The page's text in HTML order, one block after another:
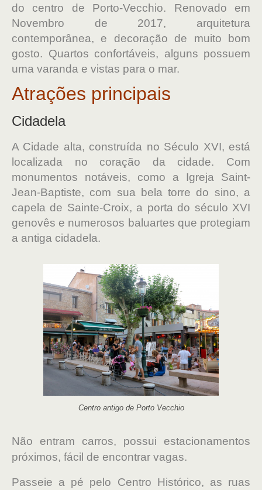
do centro de Porto-Vecchio. Renovado em
Novembro de 2017, arquitetura
contemporânea, e decoração de muito bom
gosto. Quartos confortáveis, alguns possuem
uma varanda e vistas para o mar.
Atrações principais
Cidadela
A Cidade alta, construída no Século XVI, está
localizada no coração da cidade. Com
monumentos notáveis, como a Igreja Saint-
Jean-Baptiste, com sua bela torre do sino, a
capela de Sainte-Croix, a porta do século XVI
genovês e numerosos baluartes que protegiam
a antiga cidadela.
Centro antigo de Porto Vecchio
Não entram carros, possui estacionamentos
próximos, fácil de encontrar vagas.
Passeie a pé pelo Centro Histórico, as ruas